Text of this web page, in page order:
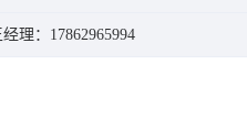
经理：17862965994